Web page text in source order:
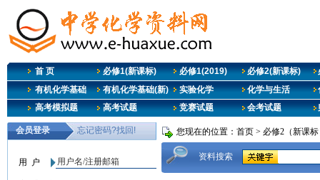
首 页 必修1(新课标) 必修1(2019) 必修2(新课标)
有机化学基础
有机化学基础(新) 实验化学 化学与生活
高考模拟题
高考试题 竞赛试题 会考试题
您现在的位置： 首页 > 必修2（新课
资料搜索